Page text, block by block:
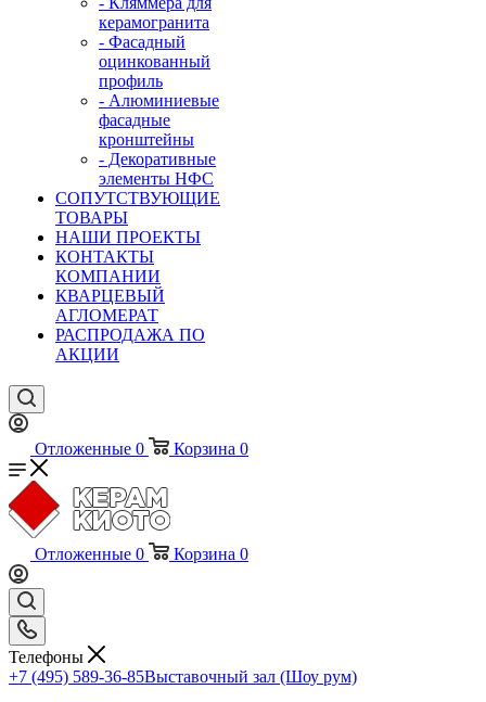
керамогранита
- Фасадный
оцинкованный
профиль
- Алюминиевые
фасадные
кронштейны
- Декоративные
элементы НФС
СОПУТСТВУЮЩИЕ
ТОВАРЫ
НАШИ ПРОЕКТЫ
КОНТАКТЫ
КОМПАНИИ
КВАРЦЕВЫЙ
АГЛОМЕРАТ
РАСПРОДАЖА ПО
АКЦИИ
Отложенные 0 Корзина 0
Отложенные 0 Корзина 0
Телефоны
+7 (495) 589-36-85Выставочный зал (Шоу рум)